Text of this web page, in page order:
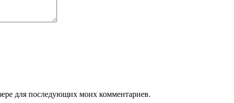
для последующих моих комментариев.